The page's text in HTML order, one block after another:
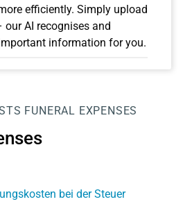
efficiently. Simply upload
AI recognises and
information for you.
FUNERAL EXPENSES
bei der Steuer